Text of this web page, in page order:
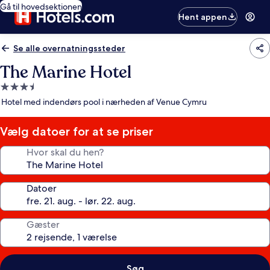
Gå til hovedsektionen
Hent appen
Se alle overnatningssteder
The Marine Hotel
3.5-
stjernet
Hotel med indendørs pool i nærheden af Venue Cymru
Vælg datoer for at se priser
Hvor skal du hen?
Datoer
Gæster